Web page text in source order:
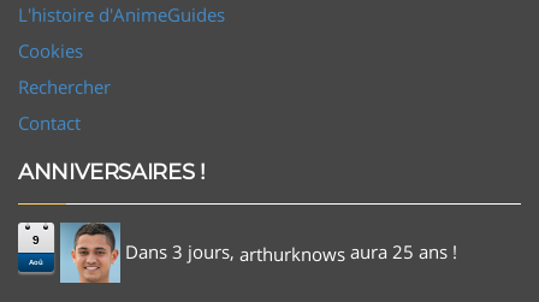
L'histoire d'AnimeGuides
Cookies
Rechercher
Contact
ANNIVERSAIRES !
9
Aoû Dans 3 jours, arthurknows aura 25 ans !